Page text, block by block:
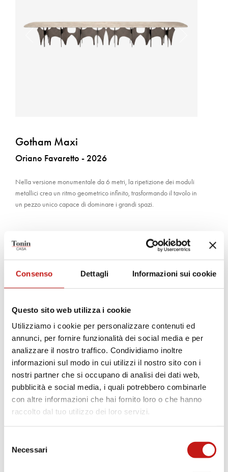
Consenso Dettagli Informazioni sui cookie
Questo sito web utilizza i cookie
Utilizziamo i cookie per personalizzare contenuti ed
annunci, per fornire funzionalità dei social media e per
analizzare il nostro traffico. Condividiamo inoltre
informazioni sul modo in cui utilizzi il nostro sito con i
nostri partner che si occupano di analisi dei dati web,
pubblicità e social media, i quali potrebbero combinarle
con altre informazioni che hai fornito loro o che hanno
raccolto dal tuo utilizzo dei loro servizi.
delNecessari
Gotham Maxi
Oriano Favaretto - 2026
Nella versione monumentale da 6 metri, la ripetizione dei moduli
metallici crea un ritmo geometrico infinito, trasformando il tavolo in
un pezzo unico capace di dominare i grandi spazi.
Finiture
Basi
Piani e ripiani